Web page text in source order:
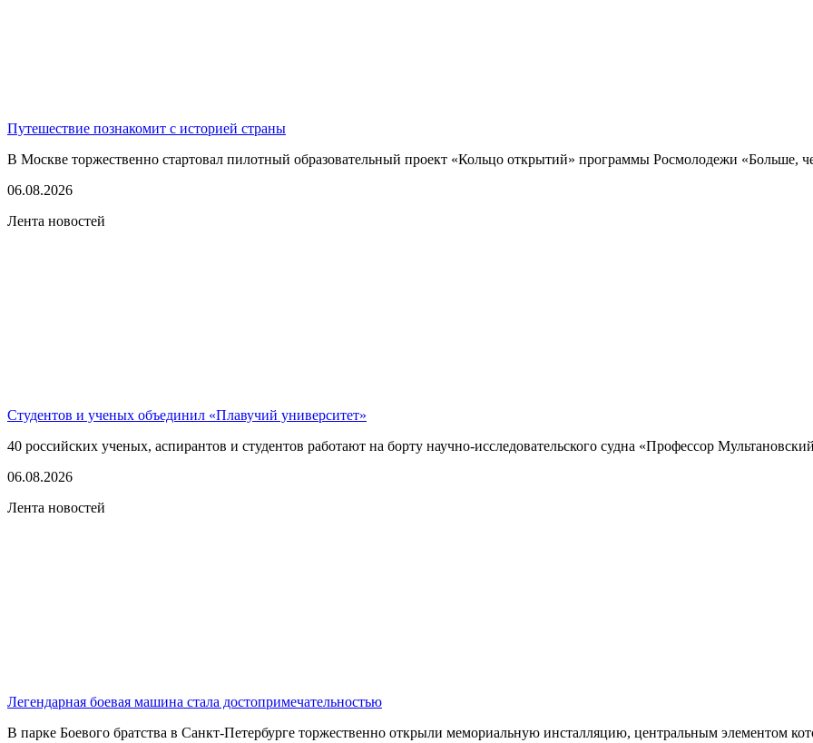
Путешествие познакомит с историей страны
В Москве торжественно стартовал пилотный образовательный проект «Кольцо открытий» программы Росмолодежи «Больше,
06.08.2026
Лента новостей
Студентов и ученых объединил «Плавучий университет»
40 российских ученых, аспирантов и студентов работают на борту научно-исследовательского судна «Профессор
06.08.2026
Лента новостей
Легендарная боевая машина стала достопримечательностью
В парке Боевого братства в Санкт-Петербурге торжественно открыли мемориальную инсталляцию, центральным элементом